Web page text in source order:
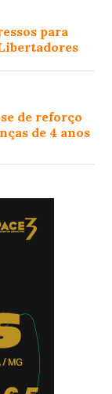
para
de reforço
de 4 anos